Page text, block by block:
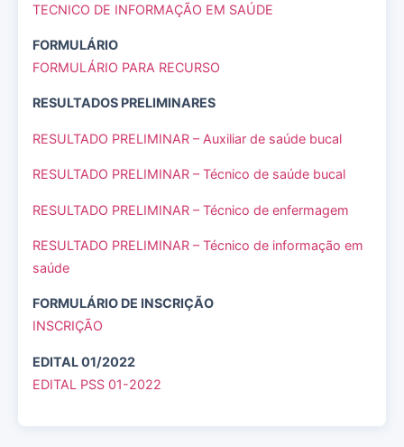
TECNICO DE INFORMAÇÃO EM SAÚDE
FORMULÁRIO
FORMULÁRIO PARA RECURSO
RESULTADOS PRELIMINARES
RESULTADO PRELIMINAR – Auxiliar de saúde bucal
RESULTADO PRELIMINAR – Técnico de saúde bucal
RESULTADO PRELIMINAR – Técnico de enfermagem
RESULTADO PRELIMINAR – Técnico de informação em
saúde
FORMULÁRIO DE INSCRIÇÃO
INSCRIÇÃO
EDITAL 01/2022
EDITAL PSS 01-2022